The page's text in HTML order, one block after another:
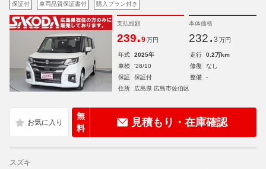
保証付 車両品質保証書付 購入プラン付き
支払総額
239.9 万円
本体価格
232. 3 万円
年式 2025年 走行
0.2万km
車検
'28/10 修復
なし
保証
保証付 整備
-
住所
広島県 広島市佐伯区
無
料
見積もり・在庫確認
スズキ